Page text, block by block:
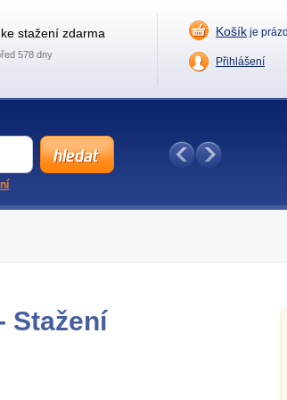
Stažení
stažení zdarma
578 dny
Košík je
Přihlášení